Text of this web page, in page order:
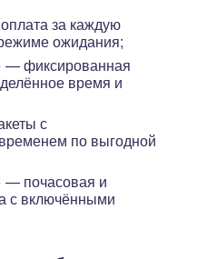
за каждую
ожидания;
— фиксированная
время и
с
по выгодной
— почасовая и
с включёнными